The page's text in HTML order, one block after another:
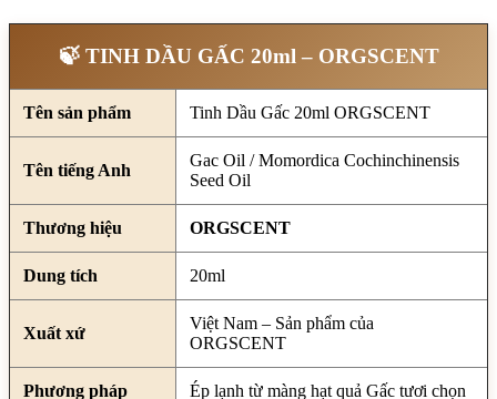
🍃 TINH DẦU GẤC 20ml – ORGSCENT
Tên sản phẩm Tinh Dầu Gấc 20ml ORGSCENT
Tên tiếng Anh
Gac Oil / Momordica Cochinchinensis
Seed Oil
Thương hiệu ORGSCENT
Dung tích 20ml
Xuất xứ
Việt Nam – Sản phẩm của
ORGSCENT
Phương pháp
Ép lạnh từ màng hạt quả Gấc tươi chọn